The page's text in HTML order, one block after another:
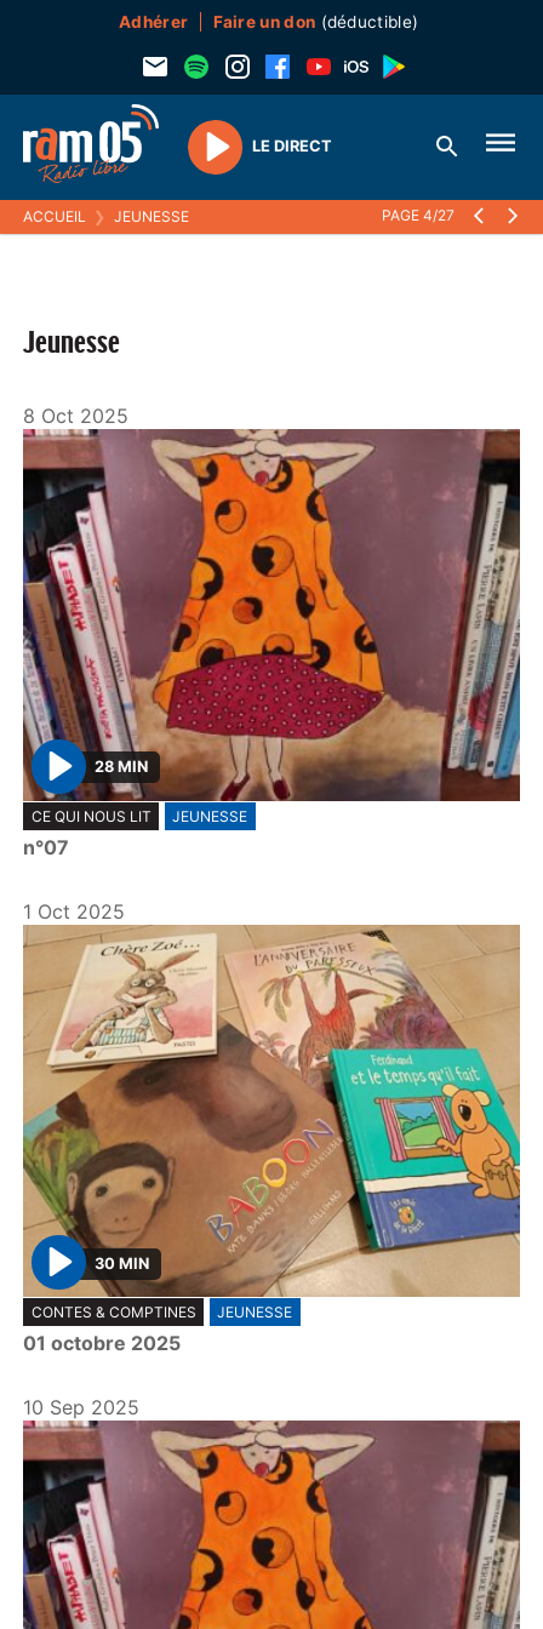
Adhérer Faire un don (déductible)
Play
LE DIRECT
ACCUEIL ❯ JEUNESSE PAGE 4/27
Jeunesse
8 Oct 2025
P
l
a
28 MIN
CE QUI NOUS LIT JEUNESSE
n°07
1 Oct 2025
P
l
a
30 MIN
CONTES & COMPTINES JEUNESSE
01 octobre 2025
10 Sep 2025